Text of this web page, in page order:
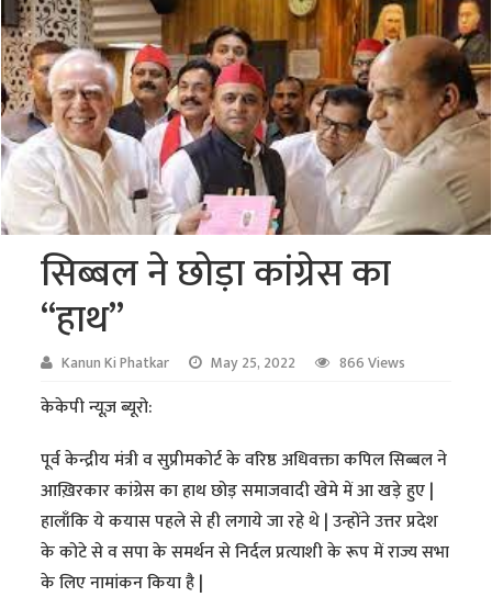
सिब्बल ने छोड़ा कांग्रेस का
“हाथ”
Kanun Ki Phatkar May 25, 2022 866 Views
केकेपी न्यूज़ ब्यूरो:
पूर्व केन्द्रीय मंत्री व सुप्रीमकोर्ट के वरिष्ठ अधिवक्ता कपिल सिब्बल ने
आख़िरकार कांग्रेस का हाथ छोड़ समाजवादी खेमे में आ खड़े हुए |
हालाँकि ये कयास पहले से ही लगाये जा रहे थे | उन्होंने उत्तर प्रदेश
के कोटे से व सपा के समर्थन से निर्दल प्रत्याशी के रूप में राज्य सभा
के लिए नामांकन किया है |